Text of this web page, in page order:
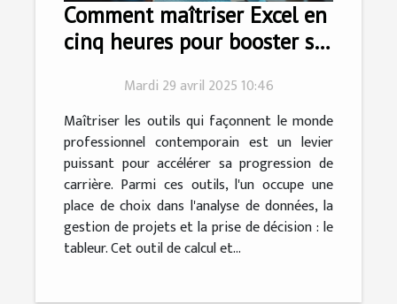
Comment maîtriser Excel en
cinq heures pour booster sa
Mardi 29 avril 2025 10:46
Maîtriser les outils qui façonnent le monde
professionnel contemporain est un levier
puissant pour accélérer sa progression de
carrière. Parmi ces outils, l'un occupe une
place de choix dans l'analyse de données, la
gestion de projets et la prise de décision : le
tableur. Cet outil de calcul et...